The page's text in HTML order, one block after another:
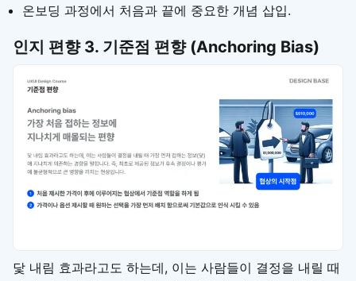
온보딩 과정에서 처음과 끝에 중요한 개념 삽입.
인지 편향3. 기준점 편향 (Anchoring Bias)
닻 내림 효과라고도 하는데, 이는 사람들이 결정을 내릴 때